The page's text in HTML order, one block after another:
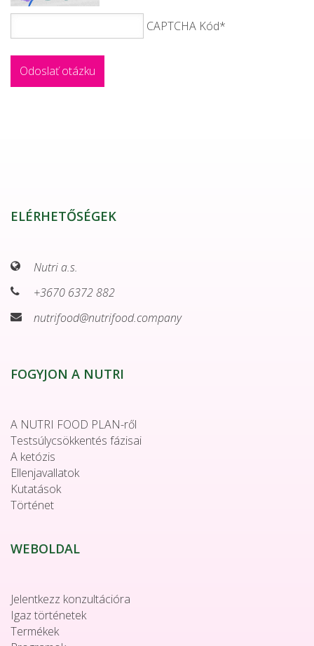
CAPTCHA Kód*
ELÉRHETŐSÉGEK
Nutri a.s.
+3670 6372 882
nutrifood@nutrifood.company
FOGYJON A NUTRI
A NUTRI FOOD PLAN-ről
Testsúlycsökkentés fázisai
A ketózis
Ellenjavallatok
Kutatások
Történet
WEBOLDAL
Jelentkezz konzultációra
Igaz történetek
Termékek